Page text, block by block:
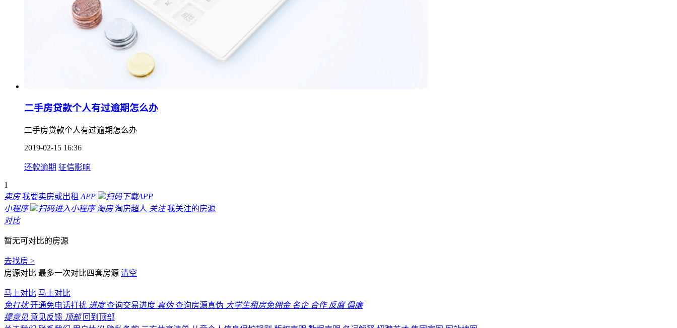
二手房贷款个人有过逾期怎么办
二手房贷款个人有过逾期怎么办
2019-02-15 16:36
还款逾期 征信影响
1
卖房 我要卖房或出租 APP
扫码下载APP
小程序
扫码进入小程序 淘房 淘房超人 关注 我关注的房源
对比
暂无可对比的房源
去找房 >
房源对比 最多一次对比四套房源 清空
马上对比 马上对比
免打扰 开通免电话打扰 进度 查询交易进度 真伪 查询房源真伪 大学生租房免佣金 名企 合作 反腐 倡廉
提意见 意见反馈 顶部 回到顶部